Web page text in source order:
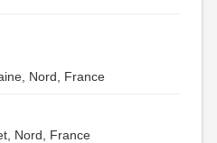
Nord, France
Nord, France